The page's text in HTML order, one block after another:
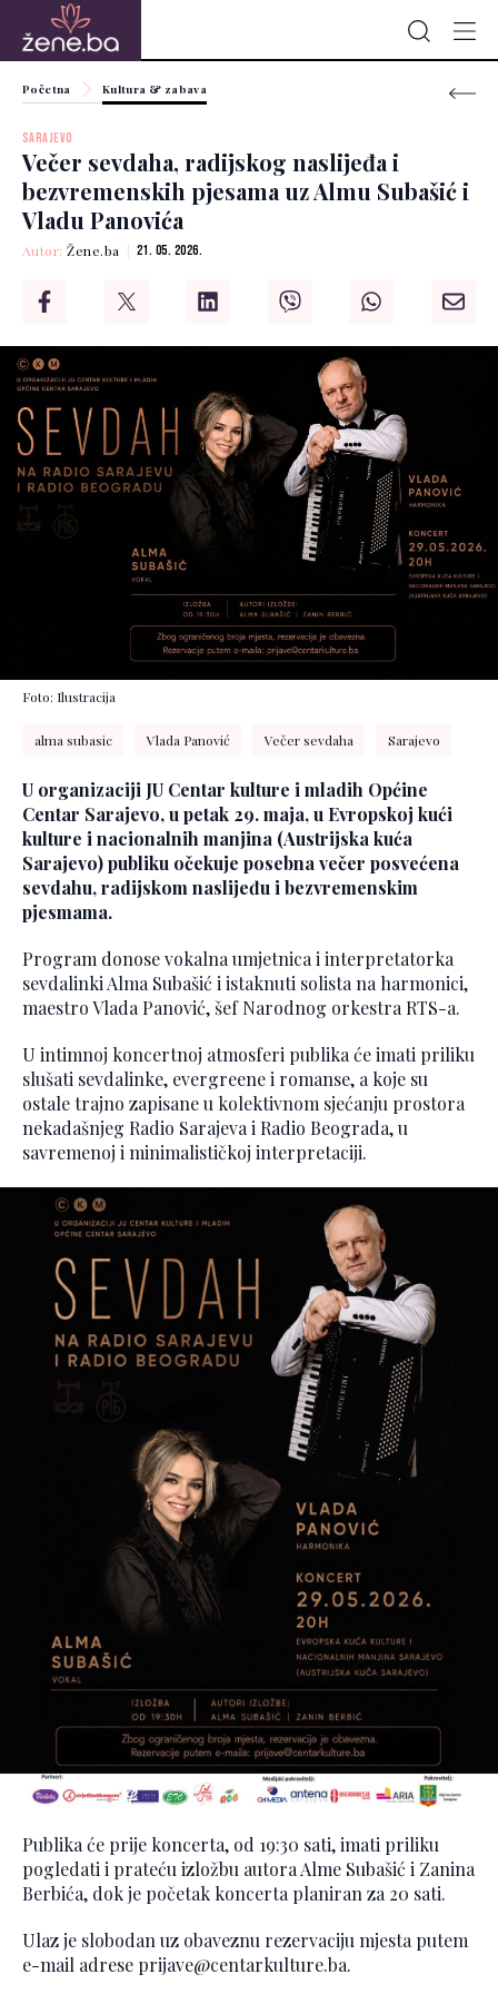
Početna Kultura & zabava
SARAJEVO
Večer sevdaha, radijskog naslijeđa i
bezvremenskih pjesama uz Almu Subašić i
Vladu Panovića
Autor:Žene.ba 21. 05. 2026.
Foto: Ilustracija
alma subasic Vlada Panović Večer sevdaha Sarajevo
U organizaciji JU Centar kulture i mladih Općine
Centar Sarajevo, u petak 29. maja, u Evropskoj kući
kulture i nacionalnih manjina (Austrijska kuća
Sarajevo) publiku očekuje posebna večer posvećena
sevdahu, radijskom naslijeđu i bezvremenskim
pjesmama.
Program donose vokalna umjetnica i interpretatorka
sevdalinki Alma Subašić i istaknuti solista na harmonici,
maestro Vlada Panović, šef Narodnog orkestra RTS-a.
U intimnoj koncertnoj atmosferi publika će imati priliku
slušati sevdalinke, evergreene i romanse, a koje su
ostale trajno zapisane u kolektivnom sjećanju prostora
nekadašnjeg Radio Sarajeva i Radio Beograda, u
savremenoj i minimalističkoj interpretaciji.
Publika će prije koncerta, od 19:30 sati, imati priliku
pogledati i prateću izložbu autora Alme Subašić i Zanina
Berbića, dok je početak koncerta planiran za 20 sati.
Ulaz je slobodan uz obaveznu rezervaciju mjesta putem
e-mail adrese prijave@centarkulture.ba.